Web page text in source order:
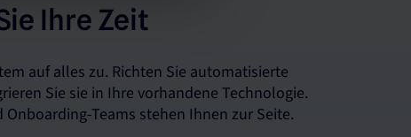
Ihre Zeit
auf alles zu. Richten Sie automatisierte
Sie sie in Ihre vorhandene Technologie.
Teams stehen Ihnen zur Seite.